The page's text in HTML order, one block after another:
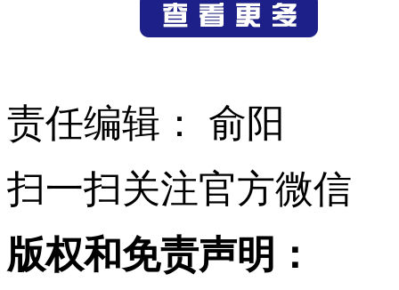
责任编辑： 俞阳
扫一扫关注官方微信
版权和免责声明：